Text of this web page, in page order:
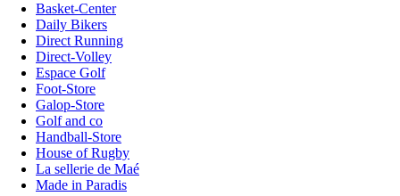
Basket-Center
Daily Bikers
Direct Running
Direct-Volley
Espace Golf
Foot-Store
Galop-Store
Golf and co
Handball-Store
House of Rugby
La sellerie de Maé
Made in Paradis